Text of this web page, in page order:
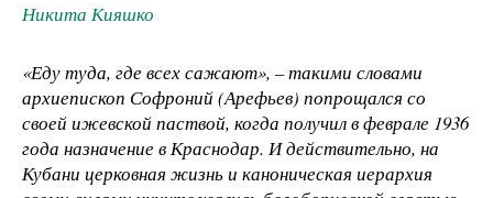
Никита Кияшко
«Еду туда, где всех сажают», – такими словами
архиепископ Софроний (Арефьев) попрощался со
своей ижевской паствой, когда получил в феврале 1936
года назначение в Краснодар. И действительно, на
Кубани церковная жизнь и каноническая иерархия